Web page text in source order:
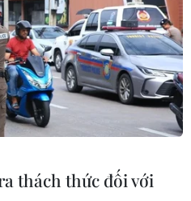
Hỗ trợ nhanh (RSF) tại thủ đô
(Ảnh: AFP/TTXVN)
báo rằng nhà riêng của
Khartoum của Sudan
công xảy ra khi Đại sứ
viên đại sứ quán
thách thức đối với